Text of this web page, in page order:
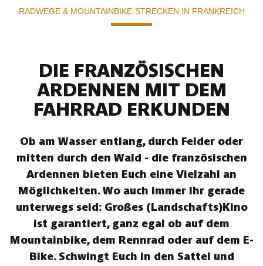
RADWEGE & MOUNTAINBIKE-STRECKEN IN FRANKREICH
DIE FRANZÖSISCHEN
ARDENNEN MIT DEM
FAHRRAD ERKUNDEN
Ob am Wasser entlang, durch Felder oder
mitten durch den Wald - die französischen
Ardennen bieten Euch eine Vielzahl an
Möglichkeiten. Wo auch immer Ihr gerade
unterwegs seid: Großes (Landschafts)Kino
ist garantiert, ganz egal ob auf dem
Mountainbike, dem Rennrad oder auf dem E-
Bike. Schwingt Euch in den Sattel und